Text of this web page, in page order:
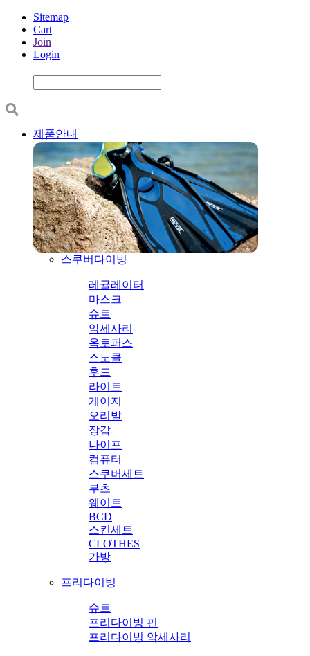
Sitemap
Cart
Join
Login
제품안내
스쿠버다이빙
레귤레이터
마스크
슈트
악세사리
옥토퍼스
스노클
후드
라이트
게이지
오리발
장갑
나이프
컴퓨터
스쿠버세트
부츠
웨이트
BCD
스킨세트
CLOTHES
가방
프리다이빙
슈트
프리다이빙 핀
프리다이빙 악세사리